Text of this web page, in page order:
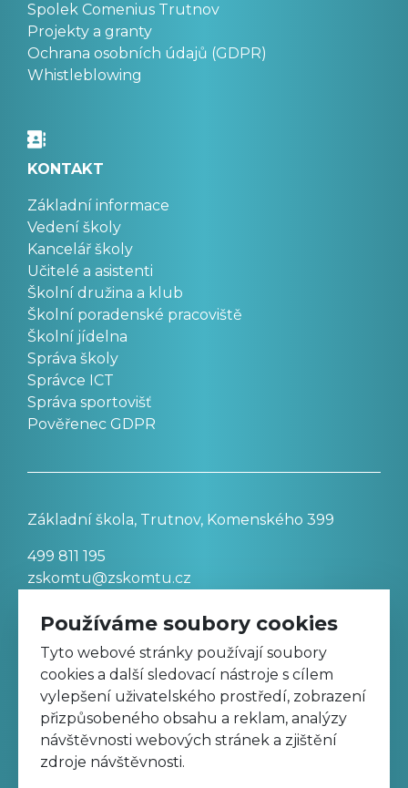
Spolek Comenius Trutnov
Projekty a granty
Ochrana osobních údajů (GDPR)
Whistleblowing
KONTAKT
Základní informace
Vedení školy
Kancelář školy
Učitelé a asistenti
Školní družina a klub
Školní poradenské pracoviště
Školní jídelna
Správa školy
Správce ICT
Správa sportovišť
Pověřenec GDPR
Základní škola, Trutnov, Komenského 399
499 811 195
zskomtu@zskomtu.cz
Prohlášení o přístupnosti stránek
Nastavení cookies
Sledujte nás na Facebooku
Používáme soubory cookies
Tyto webové stránky používají soubory
cookies a další sledovací nástroje s cílem
vylepšení uživatelského prostředí, zobrazení
přizpůsobeného obsahu a reklam, analýzy
návštěvnosti webových stránek a zjištění
zdroje návštěvnosti.